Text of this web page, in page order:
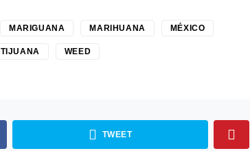
MARIGUANA MARIHUANA MÉXICO
TIJUANA WEED
TWEET